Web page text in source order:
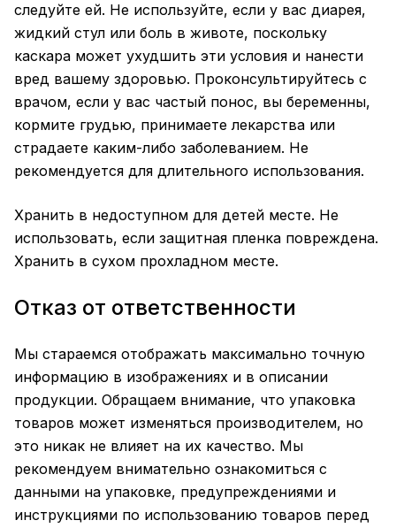
следуйте ей. Не используйте, если у вас диарея,
жидкий стул или боль в животе, поскольку
каскара может ухудшить эти условия и нанести
вред вашему здоровью. Проконсультируйтесь с
врачом, если у вас частый понос, вы беременны,
кормите грудью, принимаете лекарства или
страдаете каким-либо заболеванием. Не
рекомендуется для длительного использования.
Хранить в недоступном для детей месте. Не
использовать, если защитная пленка повреждена.
Хранить в сухом прохладном месте.
Отказ от ответственности
Мы стараемся отображать максимально точную
информацию в изображениях и в описании
продукции. Обращаем внимание, что упаковка
товаров может изменяться производителем, но
это никак не влияет на их качество. Мы
рекомендуем внимательно ознакомиться с
данными на упаковке, предупреждениями и
инструкциями по использованию товаров перед